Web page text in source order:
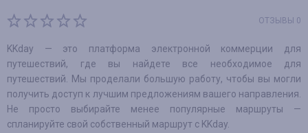
ОТЗЫВЫ 0
KKday — это платформа электронной коммерции для
путешествий, где вы найдете все необходимое для
путешествий. Мы проделали большую работу, чтобы вы могли
получить доступ к лучшим предложениям вашего направления.
Не просто выбирайте менее популярные маршруты —
спланируйте свой собственный маршрут с KKday.